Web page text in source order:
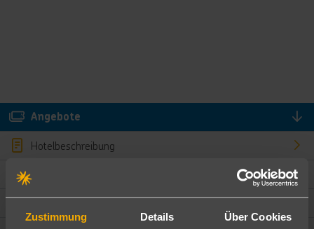
Zustimmung Details Über Cookies
Angebote
Hotelbeschreibung
Bewertungen